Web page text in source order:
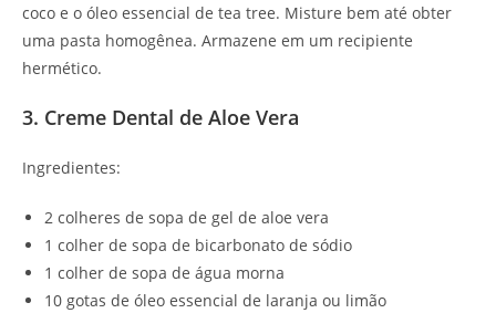
coco e o óleo essencial de tea tree. Misture bem até obter
uma pasta homogênea. Armazene em um recipiente
hermético.
3. Creme Dental de Aloe Vera
Ingredientes:
2 colheres de sopa de gel de aloe vera
1 colher de sopa de bicarbonato de sódio
1 colher de sopa de água morna
10 gotas de óleo essencial de laranja ou limão